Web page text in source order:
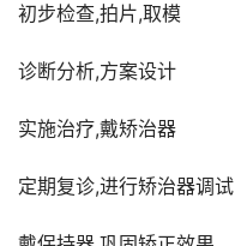
初步检查,拍片,取模
诊断分析,方案设计
实施治疗,戴矫治器
定期复诊,进行矫治器调试